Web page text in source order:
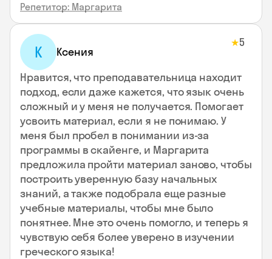
Репетитор: Маргарита
К Ксения
★5
Нравится, что преподавательница находит
подход, если даже кажется, что язык очень
сложный и у меня не получается. Помогает
усвоить материал, если я не понимаю. У
меня был пробел в понимании из-за
программы в скайенге, и Маргарита
предложила пройти материал заново, чтобы
построить уверенную базу начальных
знаний, а также подобрала еще разные
учебные материалы, чтобы мне было
понятнее. Мне это очень помогло, и теперь я
чувствую себя более уверено в изучении
греческого языка!